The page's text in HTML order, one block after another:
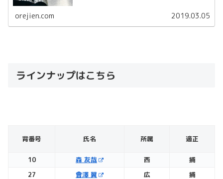
orejien.com 2019.03.05
ラインナップはこちら
背番号 氏名 所属 適正
10 森 友哉 西
捕
27
會澤 翼 広
捕